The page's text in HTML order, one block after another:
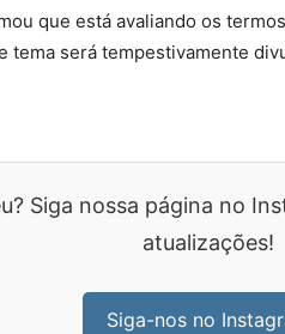
que está avaliando os
tema será tempestivamente
Siga nossa página no
atualizações!
Siga-nos no